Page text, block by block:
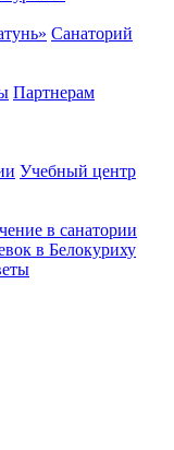
Санаторий
Партнерам
Учебный центр
в санатории
в Белокуриху